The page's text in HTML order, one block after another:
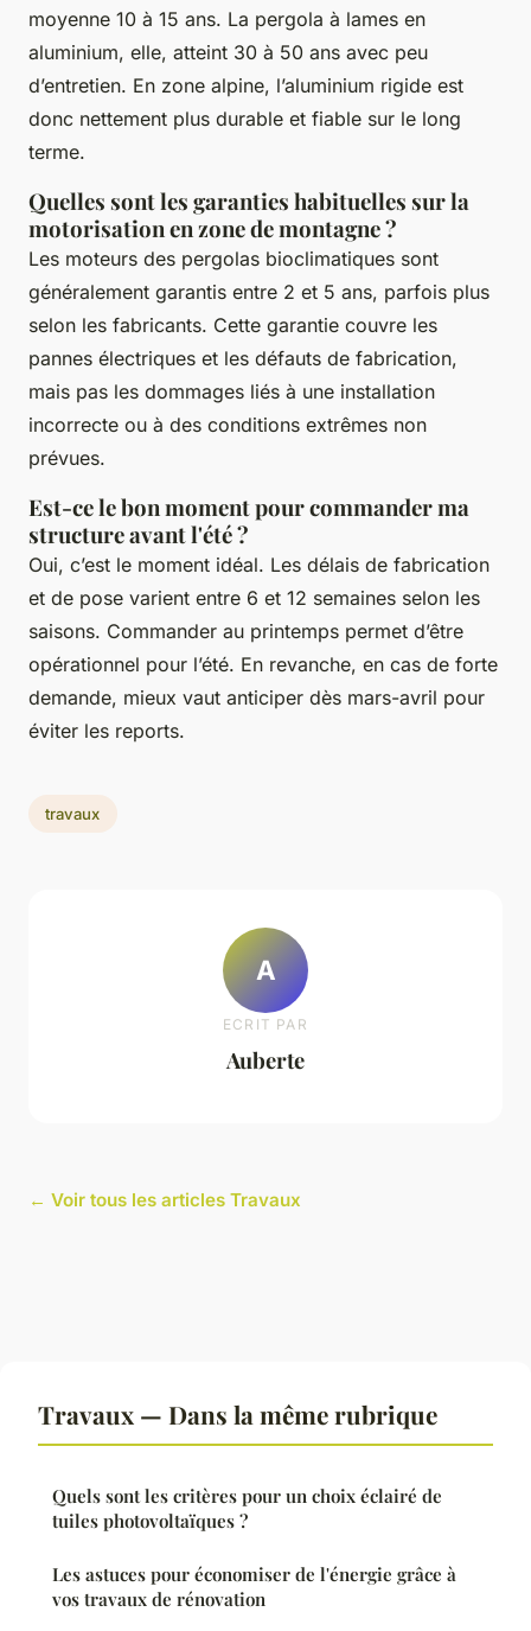
moyenne 10 à 15 ans. La pergola à lames en
aluminium, elle, atteint 30 à 50 ans avec peu
d’entretien. En zone alpine, l’aluminium rigide est
donc nettement plus durable et fiable sur le long
terme.
Quelles sont les garanties habituelles sur la
motorisation en zone de montagne ?
Les moteurs des pergolas bioclimatiques sont
généralement garantis entre 2 et 5 ans, parfois plus
selon les fabricants. Cette garantie couvre les
pannes électriques et les défauts de fabrication,
mais pas les dommages liés à une installation
incorrecte ou à des conditions extrêmes non
prévues.
Est-ce le bon moment pour commander ma
structure avant l'été ?
Oui, c’est le moment idéal. Les délais de fabrication
et de pose varient entre 6 et 12 semaines selon les
saisons. Commander au printemps permet d’être
opérationnel pour l’été. En revanche, en cas de forte
demande, mieux vaut anticiper dès mars-avril pour
éviter les reports.
travaux
A
ECRIT PAR
Auberte
← Voir tous les articles Travaux
Travaux — Dans la même rubrique
Quels sont les critères pour un choix éclairé de
tuiles photovoltaïques ?
Les astuces pour économiser de l'énergie grâce à
vos travaux de rénovation